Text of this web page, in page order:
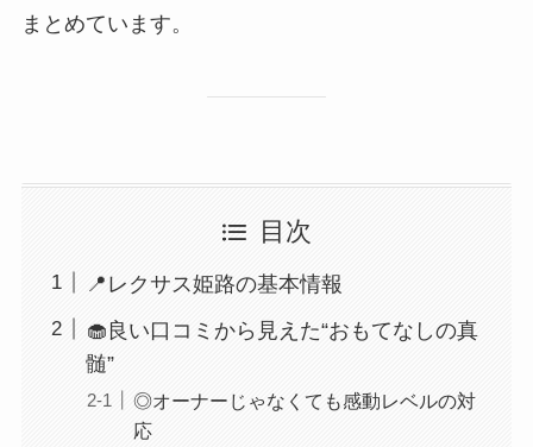
まとめています。
目次
📍レクサス姫路の基本情報
🧁良い口コミから見えた“おもてなしの真
髄”
◎オーナーじゃなくても感動レベルの対
応